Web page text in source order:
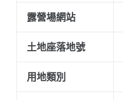
露營場網站
土地座落地號
用地類別